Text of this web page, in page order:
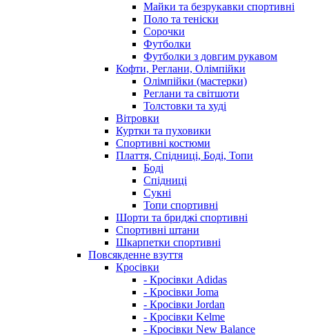
Майки та безрукавки спортивні
Поло та теніски
Сорочки
Футболки
Футболки з довгим рукавом
Кофти, Реглани, Олімпійки
Олімпійки (мастерки)
Реглани та світшоти
Толстовки та худі
Вітровки
Куртки та пуховики
Спортивні костюми
Плаття, Спідниці, Боді, Топи
Боді
Спідниці
Сукні
Топи спортивні
Шорти та бриджі спортивні
Спортивні штани
Шкарпетки спортивні
Повсякденне взуття
Кросівки
- Кросівки Adidas
- Кросівки Joma
- Кросівки Jordan
- Кросівки Kelme
- Кросівки New Balance